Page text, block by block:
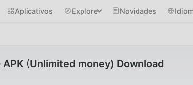
Aplicativos Explore Novidades
(Unlimited money) Download